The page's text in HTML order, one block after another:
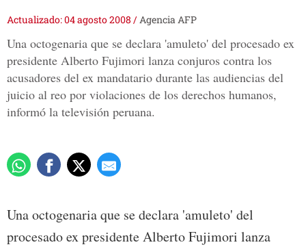
Actualizado: 04 agosto 2008 /Agencia AFP
Una octogenaria que se declara 'amuleto' del procesado ex
presidente Alberto Fujimori lanza conjuros contra los
acusadores del ex mandatario durante las audiencias del
juicio al reo por violaciones de los derechos humanos,
informó la televisión peruana.
Una octogenaria que se declara 'amuleto' del
procesado ex presidente Alberto Fujimori lanza